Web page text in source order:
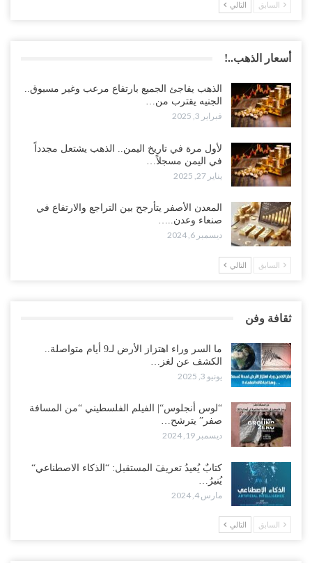
السابق التالي
أسعار الذهب..!
الذهب يفاجئ الجميع بارتفاع مرعب وغير مسبوق..
الجنيه يقترب من…
فبراير 3, 2025
لأول مرة في تاريخ اليمن.. الذهب يشتعل مجدداً
في اليمن مسجلاً…
يناير 27, 2025
المعدن الأصفر يتأرجح بين التراجع والارتفاع في
صنعاء وعدن..…
ديسمبر 6, 2024
السابق التالي
ثقافة وفن
ما السر وراء اهتزاز الأرض لـ9 أيام متواصلة..
الكشف عن لغز…
يونيو 3, 2025
“لوس أنجلوس“| الفيلم الفلسطيني “من المسافة
صفر” يترشح…
ديسمبر 19, 2024
كتابٌ يُعيدُ تعريفَ المستقبل: “الذكاء الاصطناعي“
يُنيرُ…
مارس 4, 2024
السابق التالي